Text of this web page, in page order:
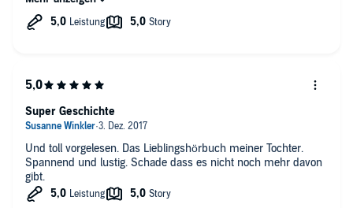
Und toll vorgelesen. Das Lieblingshörbuch meiner Tochter.
Spannend und lustig. Schade dass es nicht noch mehr davon
gibt.
Super Geschichte